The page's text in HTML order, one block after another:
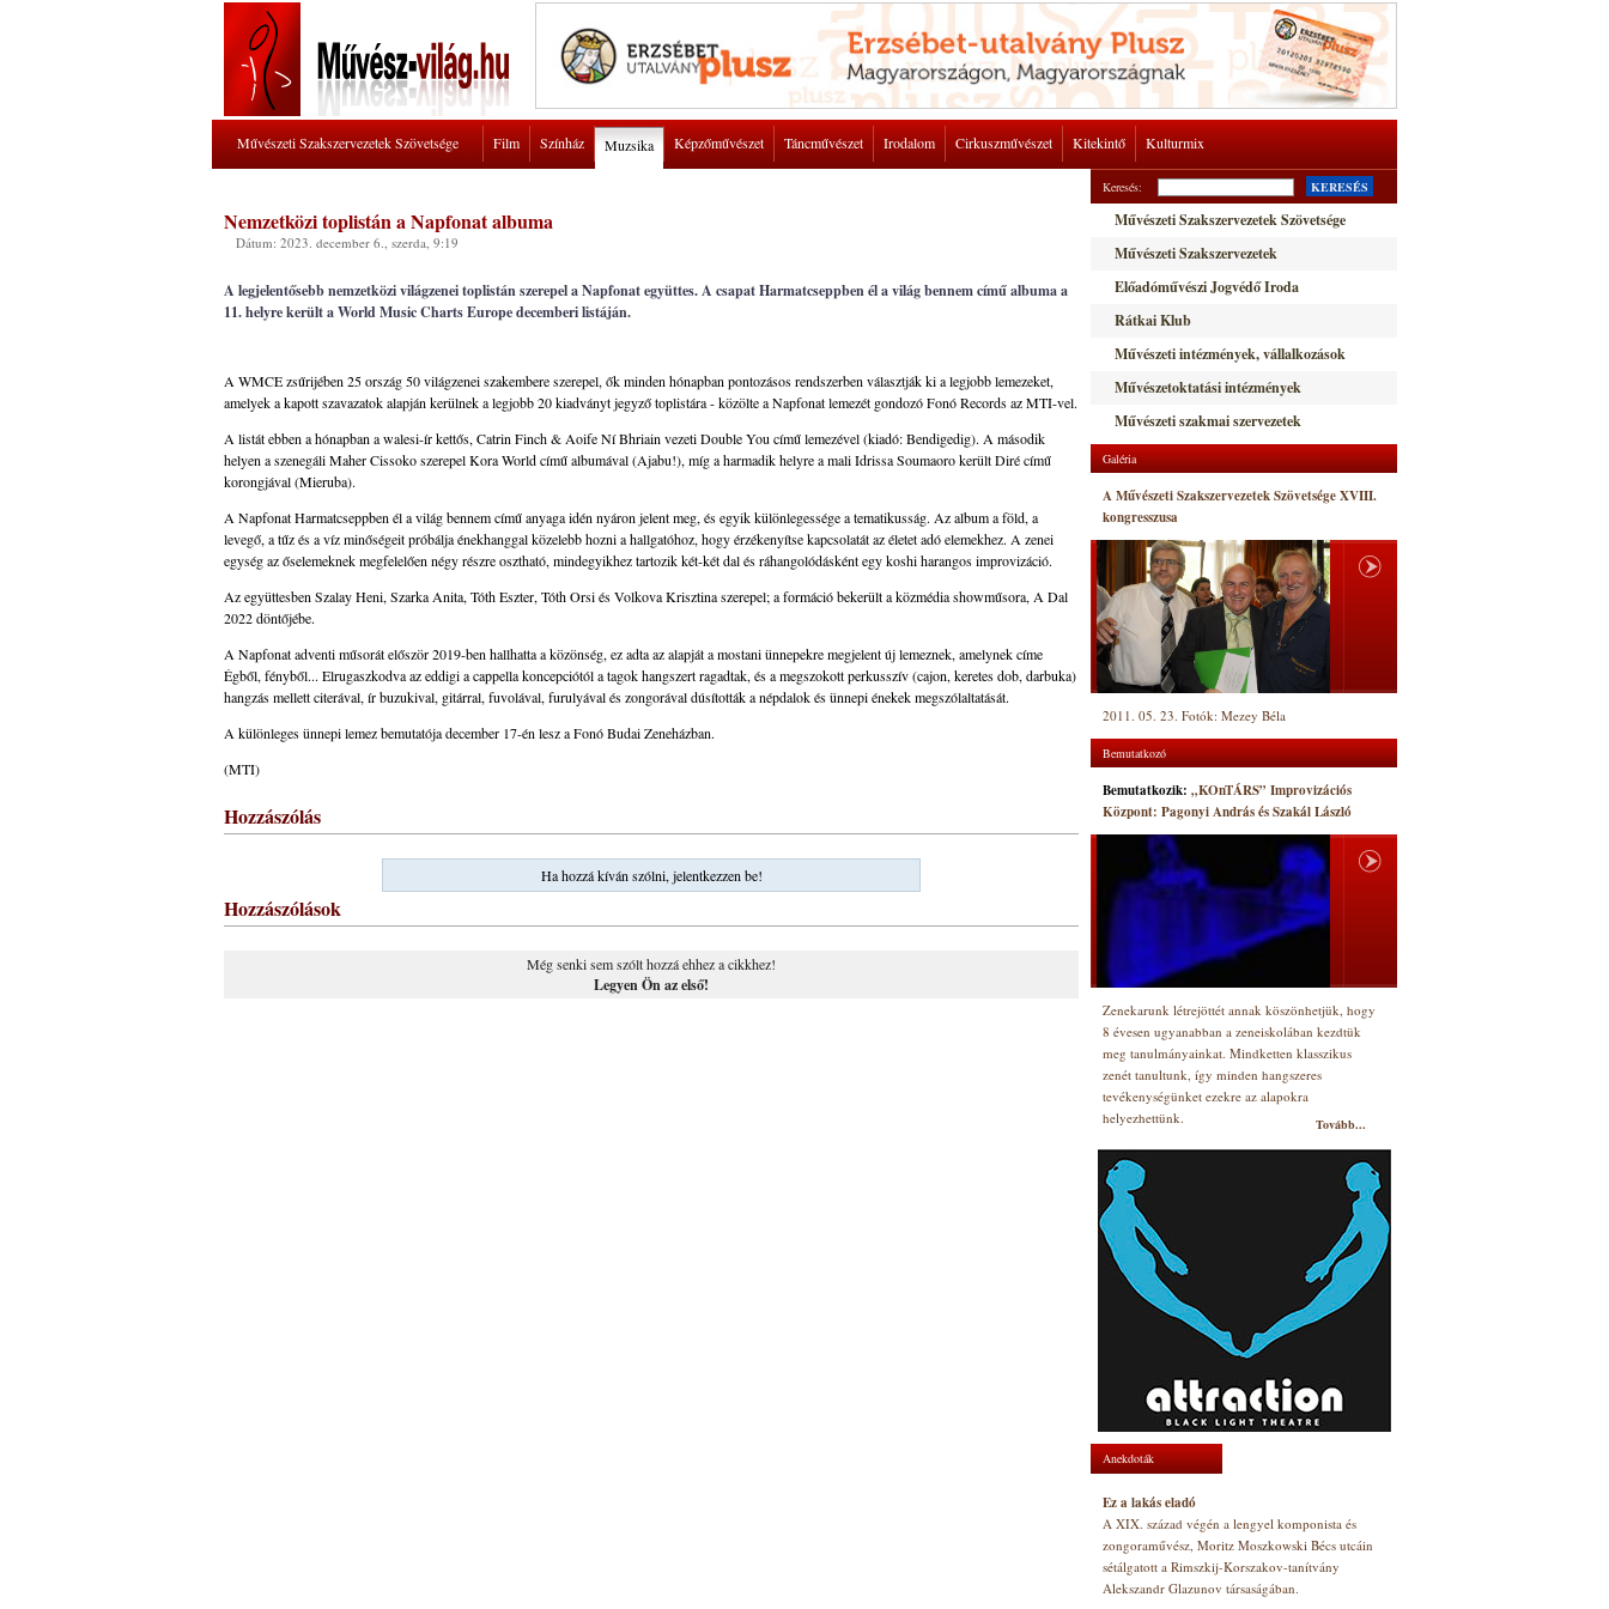
Művészeti Szakszervezetek Szövetsége Film Színház Muzsika Képzőművészet Táncművészet Irodalom Cirkuszművészet Kitekintő Kulturmix
Nemzetközi toplistán a Napfonat albuma
Dátum: 2023. december 6., szerda, 9:19
A legjelentősebb nemzetközi világzenei toplistán szerepel a Napfonat együttes. A csapat Harmatcseppben él a világ bennem című albuma a
11. helyre került a World Music Charts Europe decemberi listáján.
A WMCE zsűrijében 25 ország 50 világzenei szakembere szerepel, ők minden hónapban pontozásos rendszerben választják ki a legjobb lemezeket,
amelyek a kapott szavazatok alapján kerülnek a legjobb 20 kiadványt jegyző toplistára - közölte a Napfonat lemezét gondozó Fonó Records az MTI-vel.
A listát ebben a hónapban a walesi-ír kettős, Catrin Finch & Aoife Ní Bhriain vezeti Double You című lemezével (kiadó: Bendigedig). A második
helyen a szenegáli Maher Cissoko szerepel Kora World című albumával (Ajabu!), míg a harmadik helyre a mali Idrissa Soumaoro került Diré című
korongjával (Mieruba).
A Napfonat Harmatcseppben él a világ bennem című anyaga idén nyáron jelent meg, és egyik különlegessége a tematikusság. Az album a föld, a
levegő, a tűz és a víz minőségeit próbálja énekhanggal közelebb hozni a hallgatóhoz, hogy érzékenyítse kapcsolatát az életet adó elemekhez. A zenei
egység az őselemeknek megfelelően négy részre osztható, mindegyikhez tartozik két-két dal és ráhangolódásként egy koshi harangos improvizáció.
Az együttesben Szalay Heni, Szarka Anita, Tóth Eszter, Tóth Orsi és Volkova Krisztina szerepel; a formáció bekerült a közmédia showműsora, A Dal
2022 döntőjébe.
A Napfonat adventi műsorát először 2019-ben hallhatta a közönség, ez adta az alapját a mostani ünnepekre megjelent új lemeznek, amelynek címe
Égből, fényből... Elrugaszkodva az eddigi a cappella koncepciótól a tagok hangszert ragadtak, és a megszokott perkusszív (cajon, keretes dob, darbuka)
hangzás mellett citerával, ír buzukival, gitárral, fuvolával, furulyával és zongorával dúsították a népdalok és ünnepi énekek megszólaltatását.
A különleges ünnepi lemez bemutatója december 17-én lesz a Fonó Budai Zeneházban.
(MTI)
Hozzászólás
Ha hozzá kíván szólni, jelentkezzen be!
Hozzászólások
Még senki sem szólt hozzá ehhez a cikkhez!
Legyen Ön az első!
Keresés: KERESÉS
Művészeti Szakszervezetek Szövetsége
Művészeti Szakszervezetek
Előadóművészi Jogvédő Iroda
Rátkai Klub
Művészeti intézmények, vállalkozások
Művészetoktatási intézmények
Művészeti szakmai szervezetek
Galéria
A Művészeti Szakszervezetek Szövetsége XVIII.
kongresszusa
2011. 05. 23. Fotók: Mezey Béla
Bemutatkozó
Bemutatkozik: „KOnTÁRS” Improvizációs
Központ: Pagonyi András és Szakál László
Zenekarunk létrejöttét annak köszönhetjük, hogy
8 évesen ugyanabban a zeneiskolában kezdtük
meg tanulmányainkat. Mindketten klasszikus
zenét tanultunk, így minden hangszeres
tevékenységünket ezekre az alapokra
helyezhettünk.
Tovább...
Anekdoták
Ez a lakás eladó
A XIX. század végén a lengyel komponista és
zongoraművész, Moritz Moszkowski Bécs utcáin
sétálgatott a Rimszkij-Korszakov-tanítvány
Alekszandr Glazunov társaságában.